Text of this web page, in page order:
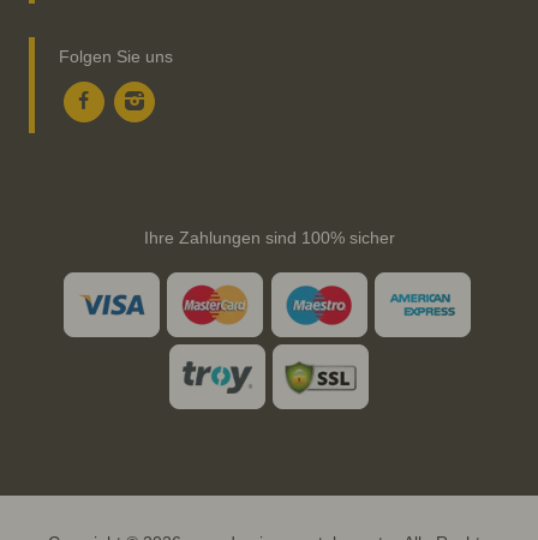
Folgen Sie uns
Ihre Zahlungen sind 100% sicher